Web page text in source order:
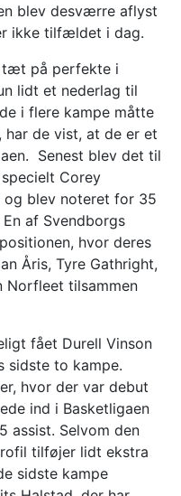
blev desværre aflyst
ikke tilfældet i dag.
tæt på perfekte i
lidt et nederlag til
i flere kampe måtte
de vist, at de er et
Senest blev det til
Corey
og blev noteret for 35
af Svendborgs
hvor deres
Åris, Tyre Gathright,
Norfleet tilsammen
fået Durell Vinson
sidste to kampe.
hvor der var debut
ind i Basketligaen
assist. Selvom den
tilføjer lidt ekstra
sidste kampe